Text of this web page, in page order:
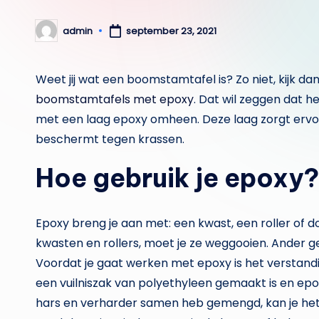
Geplaatst
door
admin september 23, 2021
Weet jij wat een boomstamtafel is? Zo niet, kijk
boomstamtafels met epoxy. Dat wil zeggen dat
met een laag epoxy omheen. Deze laag zorgt
beschermt tegen krassen.
Hoe gebruik je epoxy?
Epoxy breng je aan met: een kwast, een roller of
kwasten en rollers, moet je ze weggooien. Ander
Voordat je gaat werken met epoxy is het
een vuilniszak van polyethyleen gemaakt is en
hars en verharder samen heb gemengd, kan je